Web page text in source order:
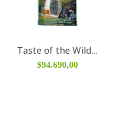
Taste of the Wild...
$94.690,00